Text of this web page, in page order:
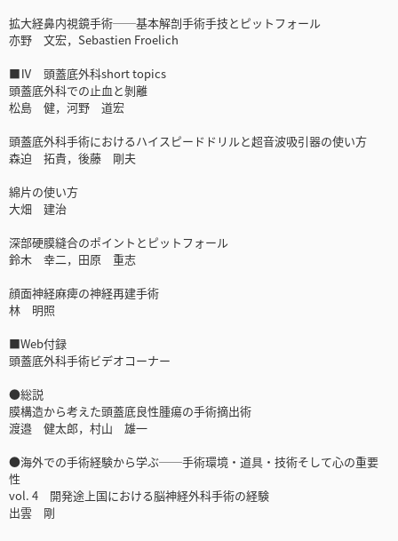
拡大経鼻内視鏡手術──基本解剖手術手技とピットフォール
亦野 文宏，Sebastien Froelich
■Ⅳ 頭蓋底外科short topics
頭蓋底外科での止血と剝離
松島 健，河野 道宏
頭蓋底外科手術におけるハイスピードドリルと超音波吸引器の使い方
森迫 拓貴，後藤 剛夫
綿片の使い方
大畑 建治
深部硬膜縫合のポイントとピットフォール
鈴木 幸二，田原 重志
顔面神経麻痺の神経再建手術
林 明照
■Web付録
頭蓋底外科手術ビデオコーナー
●総説
膜構造から考えた頭蓋底良性腫瘍の手術摘出術
渡邉 健太郎，村山 雄一
●海外での手術経験から学ぶ──手術環境・道具・技術そして心の重要
性
vol. 4 開発途上国における脳神経外科手術の経験
出雲 剛